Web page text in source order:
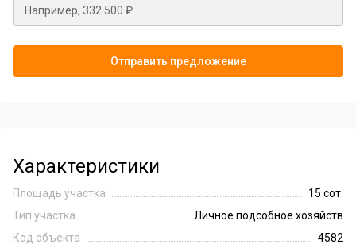
Отправить предложение
Характеристики
Площадь участка
15 сот.
Тип участка
Личное подсобное хозяйств
Код объекта
4582